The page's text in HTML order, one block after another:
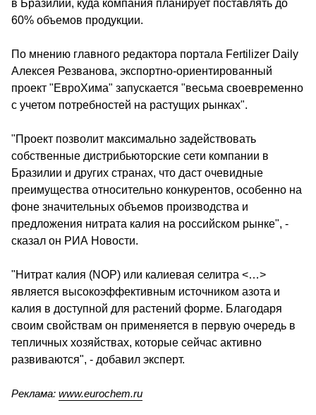
в Бразилии, куда компания планирует поставлять до
60% объемов продукции.
По мнению главного редактора портала Fertilizer Daily
Алексея Резванова, экспортно-ориентированный
проект "ЕвроХима" запускается "весьма своевременно
с учетом потребностей на растущих рынках".
"Проект позволит максимально задействовать
собственные дистрибьюторские сети компании в
Бразилии и других странах, что даст очевидные
преимущества относительно конкурентов, особенно на
фоне значительных объемов производства и
предложения нитрата калия на российском рынке", -
сказал он РИА Новости.
"Нитрат калия (NOP) или калиевая селитра <…>
является высокоэффективным источником азота и
калия в доступной для растений форме. Благодаря
своим свойствам он применяется в первую очередь в
тепличных хозяйствах, которые сейчас активно
развиваются", - добавил эксперт.
Реклама: www.eurochem.ru